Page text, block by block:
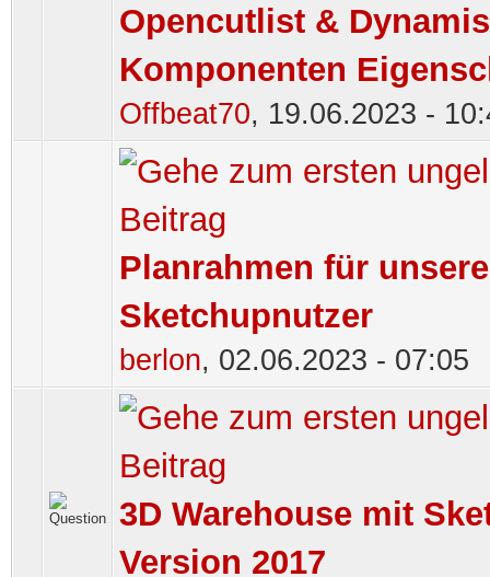
Opencutlist &
Komponenten
Offbeat70, 19.06.2023 -
Planrahmen für
Sketchupnutzer
berlon, 02.06.2023 - 07:05
3D Warehouse mit
Version 2017